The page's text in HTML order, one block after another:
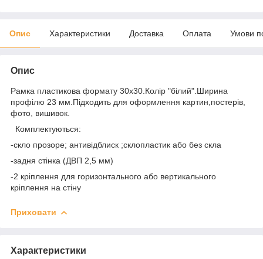
Опис Характеристики Доставка Оплата Умови
Опис
Рамка пластикова формату 30х30.Колір "білий".Ширина
профілю 23 мм.Підходить для оформлення картин,постерів,
фото, вишивок.
Комплектуються:
-скло прозоре; антивідблиск ;склопластик або без скла
-задня стінка (ДВП 2,5 мм)
-2 кріплення для горизонтального або вертикального
кріплення на стіну
Приховати
Характеристики